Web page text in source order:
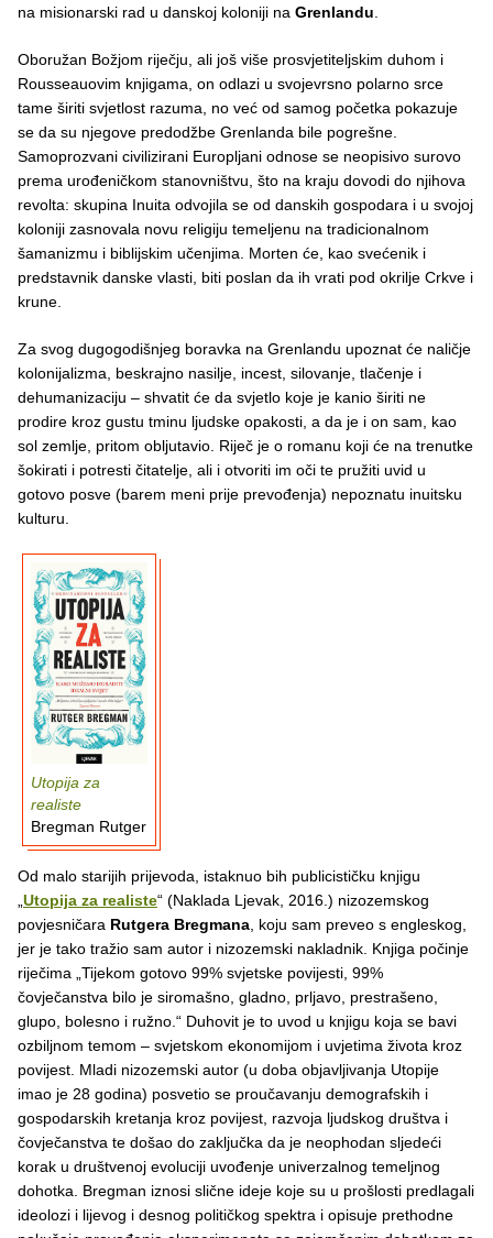
na misionarski rad u danskoj koloniji na Grenlandu
Oboružan Božjom riječju, ali još više prosvjetiteljskim duhom i
Rousseauovim knjigama, on odlazi u svojevrsno polarno srce
tame širiti svjetlost razuma, no već od samog početka pokazuje
se da su njegove predodžbe Grenlanda bile pogrešne.
Samoprozvani civilizirani Europljani odnose se neopisivo surovo
prema urođeničkom stanovništvu, što na kraju dovodi do njihova
revolta: skupina Inuita odvojila se od danskih gospodara i u svojoj
koloniji zasnovala novu religiju temeljenu na tradicionalnom
šamanizmu i biblijskim učenjima. Morten će, kao svećenik i
predstavnik danske vlasti, biti poslan da ih vrati pod okrilje Crkve i
krune.
Za svog dugogodišnjeg boravka na Grenlandu upoznat će naličje
kolonijalizma, beskrajno nasilje, incest, silovanje, tlačenje i
dehumanizaciju – shvatit će da svjetlo koje je kanio širiti ne
prodire kroz gustu tminu ljudske opakosti, a da je i on sam, kao
sol zemlje, pritom obljutavio. Riječ je o romanu koji će na trenutke
šokirati i potresti čitatelje, ali i otvoriti im oči te pružiti uvid u
gotovo posve (barem meni prije prevođenja) nepoznatu inuitsku
kulturu.
Utopija za
realiste
Bregman Rutger
Od malo starijih prijevoda, istaknuo bih publicističku knjigu
Utopija za realiste“ (Naklada Ljevak, 2016.) nizozemskog
povjesničara Rutgera Bregmana , koju sam preveo s engleskog,
jer je tako tražio sam autor i nizozemski nakladnik. Knjiga počinje
riječima „Tijekom gotovo 99% svjetske povijesti, 99%
čovječanstva bilo je siromašno, gladno, prljavo, prestrašeno,
glupo, bolesno i ružno.“ Duhovit je to uvod u knjigu koja se bavi
ozbiljnom temom – svjetskom ekonomijom i uvjetima života kroz
povijest. Mladi nizozemski autor (u doba objavljivanja Utopije
imao je 28 godina) posvetio se proučavanju demografskih i
gospodarskih kretanja kroz povijest, razvoja ljudskog društva i
čovječanstva te došao do zaključka da je neophodan sljedeći
korak u društvenoj evoluciji uvođenje univerzalnog temeljnog
dohotka. Bregman iznosi slične ideje koje su u prošlosti predlagali
ideolozi i lijevog i desnog političkog spektra i opisuje prethodne